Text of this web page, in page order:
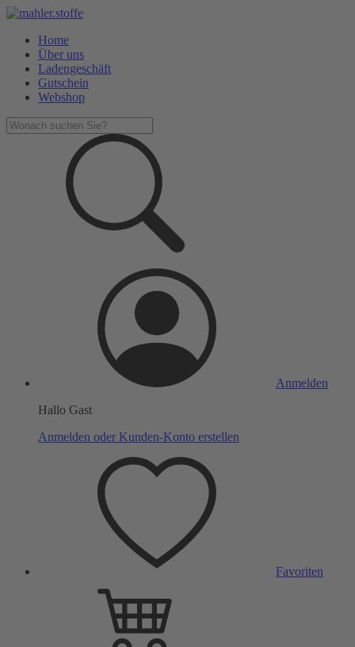
Home
Über uns
Ladengeschäft
Gutschein
Webshop
Anmelden
Hallo Gast
Anmelden oder Kunden-Konto erstellen
Favoriten